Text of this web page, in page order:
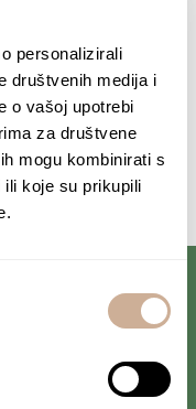
personalizirali
društvenih medija i
o vašoj upotrebi
za društvene
mogu kombinirati s
koje su prikupili
kg